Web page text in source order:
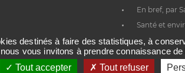
En bref, par
Santé et
destinés à faire des statistiques, à
vous invitons à prendre connaissance
Tout accepter
Tout refuser